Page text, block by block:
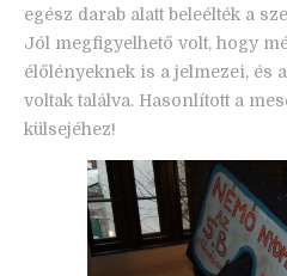
egész darab alatt beleélték a
Jól megfigyelhető volt, hogy
élőlényeknek is a jelmezei, és
voltak találva. Hasonlított a
külsejéhez!